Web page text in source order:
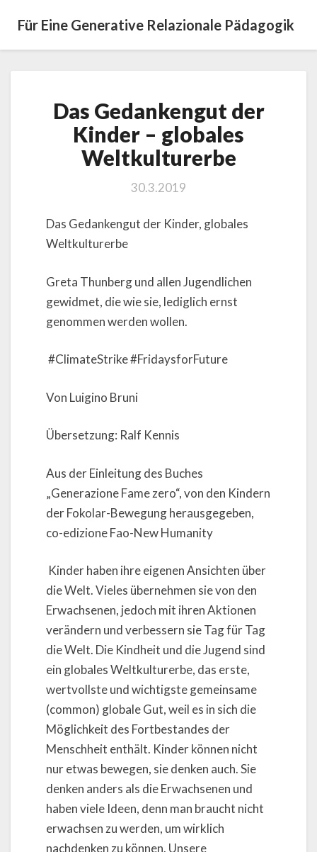
Für Eine Generative Relazionale Pädagogik
Gedankengut
der
Kinder
–
globales
Weltkulturerbe
Das Gedankengut der
Kinder – globales
Weltkulturerbe
30.3.2019
Das Gedankengut der Kinder, globales
Weltkulturerbe
Greta Thunberg und allen Jugendlichen
gewidmet, die wie sie, lediglich ernst
genommen werden wollen.
#ClimateStrike #FridaysforFuture
Von Luigino Bruni
Übersetzung: Ralf Kennis
Aus der Einleitung des Buches
„Generazione Fame zero“, von den Kindern
der Fokolar-Bewegung herausgegeben,
co-edizione Fao-New Humanity
Kinder haben ihre eigenen Ansichten über
die Welt. Vieles übernehmen sie von den
Erwachsenen, jedoch mit ihren Aktionen
verändern und verbessern sie Tag für Tag
die Welt. Die Kindheit und die Jugend sind
ein globales Weltkulturerbe, das erste,
wertvollste und wichtigste gemeinsame
(common) globale Gut, weil es in sich die
Möglichkeit des Fortbestandes der
Menschheit enthält. Kinder können nicht
nur etwas bewegen, sie denken auch. Sie
denken anders als die Erwachsenen und
haben viele Ideen, denn man braucht nicht
erwachsen zu werden, um wirklich
nachdenken zu können. Unsere